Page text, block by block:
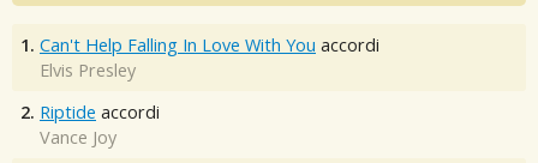
1. Can't Help Falling In Love With You accordi
Elvis Presley
2. Riptide accordi
Vance Joy